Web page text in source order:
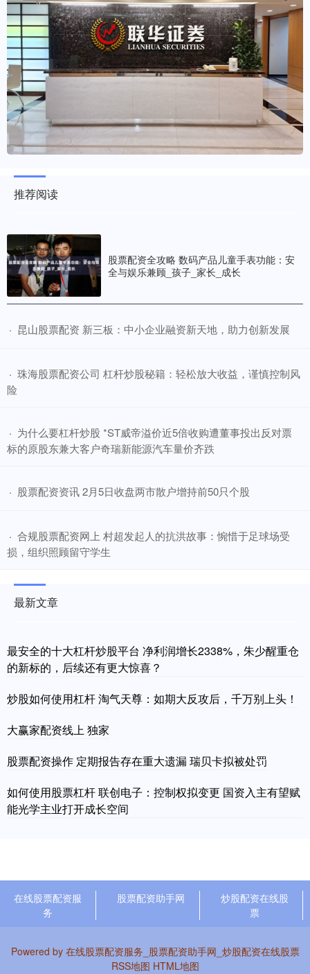
推荐阅读
股票配资全攻略 数码产品儿童手表功能：安
全与娱乐兼顾_孩子_家长_成长
· ​昆山股票配资 新三板：中小企业融资新天地，助力创新发展
· ​珠海股票配资公司 杠杆炒股秘籍：轻松放大收益，谨慎控制风
险
· ​为什么要杠杆炒股 *ST威帝溢价近5倍收购遭董事投出反对票
标的原股东兼大客户奇瑞新能源汽车量价齐跌
· ​股票配资资讯 2月5日收盘两市散户增持前50只个股
· ​合规股票配资网上 村超发起人的抗洪故事：惋惜于足球场受
损，组织照顾留守学生
最新文章
最安全的十大杠杆炒股平台 净利润增长2338%，朱少醒重仓
的新标的，后续还有更大惊喜？
炒股如何使用杠杆 淘气天尊：如期大反攻后，千万别上头！
大赢家配资线上 独家
股票配资操作 定期报告存在重大遗漏 瑞贝卡拟被处罚
如何使用股票杠杆 联创电子：控制权拟变更 国资入主有望赋
能光学主业打开成长空间
在线股票配资服
务
股票配资助手网
炒股配资在线股
票
Powered by 在线股票配资服务_股票配资助手网_炒股配资在线股票
RSS地图 HTML地图